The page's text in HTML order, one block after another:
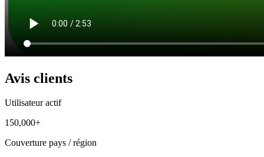
Avis clients
Utilisateur actif
150,000+
Couverture pays / région